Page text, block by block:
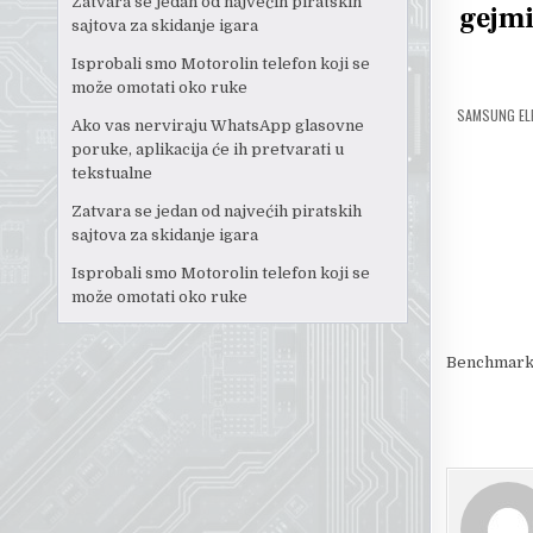
sajtova za skidanje igara
Isprobali smo Motorolin telefon koji se
može omotati oko ruke
Ako vas nerviraju WhatsApp glasovne
poruke, aplikacija će ih pretvarati u
tekstualne
Zatvara se jedan od najvećih piratskih
sajtova za skidanje igara
Isprobali smo Motorolin telefon koji se
može omotati oko ruke
SAMSUNG